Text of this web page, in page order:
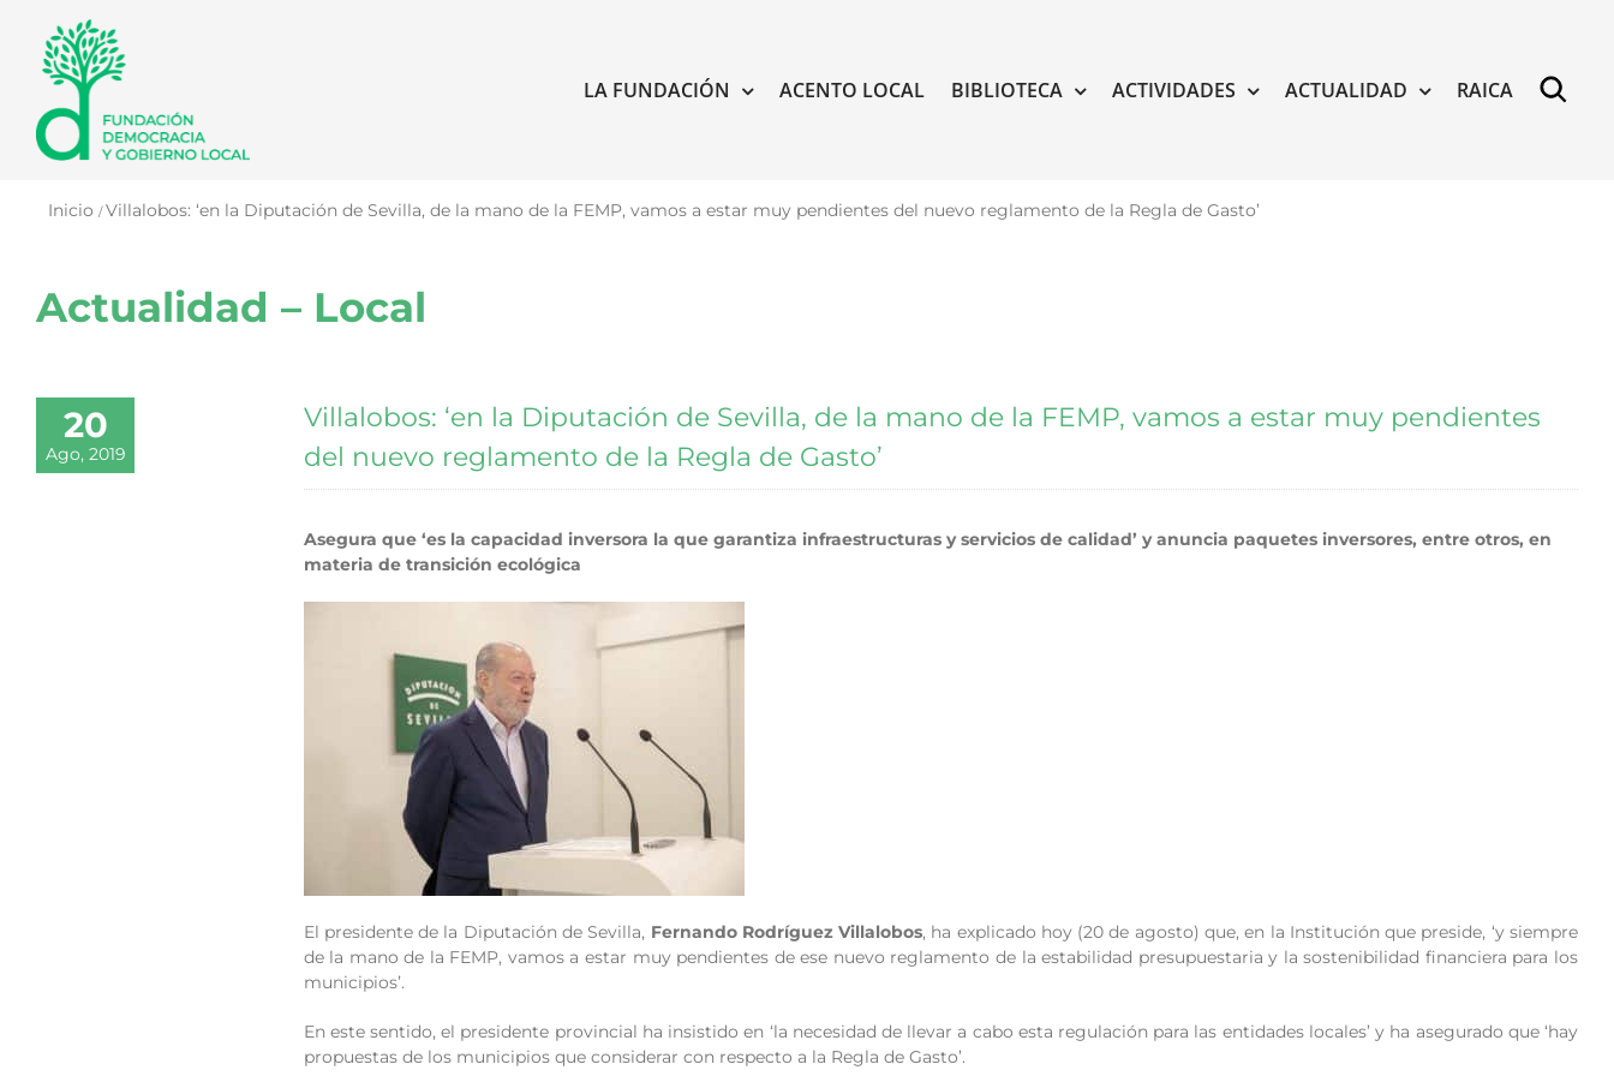
contenido
LA FUNDACIÓN ACENTO LOCAL BIBLIOTECA ACTIVIDADES ACTUALIDAD RAICA
Inicio Villalobos: ‘en la Diputación de Sevilla, de la mano de la FEMP, vamos a estar muy pendientes del nuevo reglamento de la Regla de Gasto’
Actualidad – Local
20
Ago, 2019
Villalobos: ‘en la Diputación de Sevilla, de la mano de la FEMP, vamos a estar muy pendientes
del nuevo reglamento de la Regla de Gasto’
Asegura que ‘es la capacidad inversora la que garantiza infraestructuras y servicios de calidad’ y anuncia paquetes inversores, entre otros, en
materia de transición ecológica
El presidente de la Diputación de Sevilla, Fernando Rodríguez Villalobos, ha explicado hoy (20 de agosto) que, en la Institución que preside, ‘y siempre
de la mano de la FEMP, vamos a estar muy pendientes de ese nuevo reglamento de la estabilidad presupuestaria y la sostenibilidad financiera para los
municipios’.
En este sentido, el presidente provincial ha insistido en ‘la necesidad de llevar a cabo esta regulación para las entidades locales’ y ha asegurado que ‘hay
propuestas de los municipios que considerar con respecto a la Regla de Gasto’.